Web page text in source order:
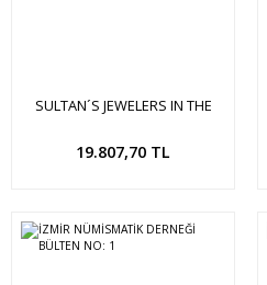
SULTAN´S JEWELERS IN THE
19.807,70 TL
Sepete Ekle